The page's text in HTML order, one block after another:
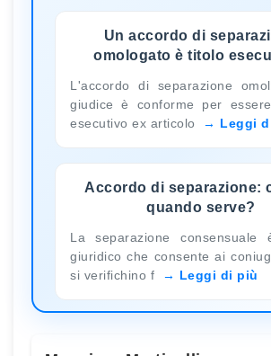
Un accordo di
omologato è titolo
L'accordo di separazione
giudice è conforme per
esecutivo ex articolo
Leggi
Accordo di separazione:
quando serve?
La separazione consensuale
giuridico che consente ai
si verifichino f
Leggi di più